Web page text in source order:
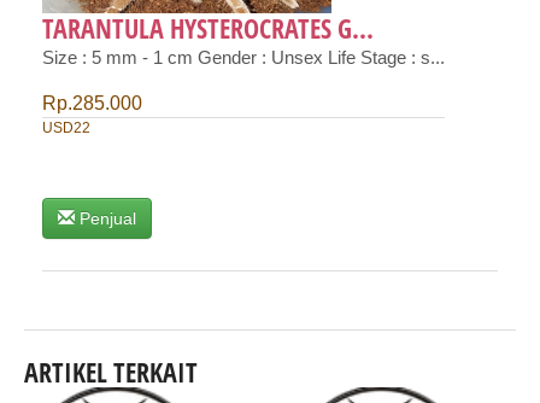
TARANTULA HYSTEROCRATES G...
Size : 5 mm - 1 cm Gender : Unsex Life Stage : s...
Rp.285.000
USD22
Penjual
ARTIKEL TERKAIT